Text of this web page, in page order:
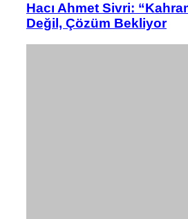
Hacı Ahmet Sivri:
Değil, Çözüm Bekliyor